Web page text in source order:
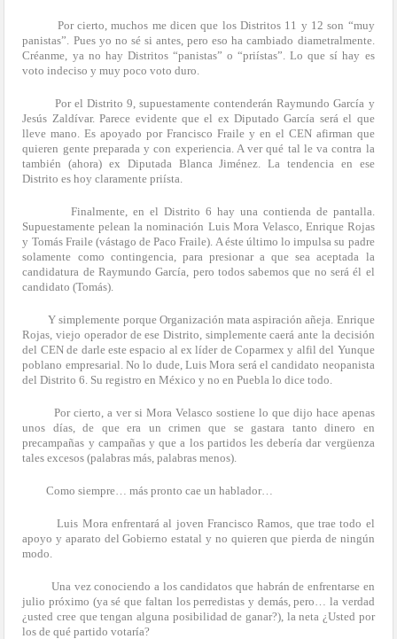
Por cierto, muchos me dicen que los Distritos 11 y 12 son “muy
panistas”. Pues yo no sé si antes, pero eso ha cambiado diametralmente.
Créanme, ya no hay Distritos “panistas” o “priístas”. Lo que sí hay es
voto indeciso y muy poco voto duro.
Por el Distrito 9, supuestamente contenderán Raymundo García y
Jesús Zaldívar. Parece evidente que el ex Diputado García será el que
lleve mano. Es apoyado por Francisco Fraile y en el CEN afirman que
quieren gente preparada y con experiencia. A ver qué tal le va contra la
también (ahora) ex Diputada Blanca Jiménez. La tendencia en ese
Distrito es hoy claramente priísta.
Finalmente, en el Distrito 6 hay una contienda de pantalla.
Supuestamente pelean la nominación Luis Mora Velasco, Enrique Rojas
y Tomás Fraile (vástago de Paco Fraile). A éste último lo impulsa su padre
solamente como contingencia, para presionar a que sea aceptada la
candidatura de Raymundo García, pero todos sabemos que no será él el
candidato (Tomás).
Y simplemente porque Organización mata aspiración añeja. Enrique
Rojas, viejo operador de ese Distrito, simplemente caerá ante la decisión
del CEN de darle este espacio al ex líder de Coparmex y alfil del Yunque
poblano empresarial. No lo dude, Luis Mora será el candidato neopanista
del Distrito 6. Su registro en México y no en Puebla lo dice todo.
Por cierto, a ver si Mora Velasco sostiene lo que dijo hace apenas
unos días, de que era un crimen que se gastara tanto dinero en
precampañas y campañas y que a los partidos les debería dar vergüenza
tales excesos (palabras más, palabras menos).
Como siempre… más pronto cae un hablador…
Luis Mora enfrentará al joven Francisco Ramos, que trae todo el
apoyo y aparato del Gobierno estatal y no quieren que pierda de ningún
modo.
Una vez conociendo a los candidatos que habrán de enfrentarse en
julio próximo (ya sé que faltan los perredistas y demás, pero… la verdad
¿usted cree que tengan alguna posibilidad de ganar?), la neta ¿Usted por
los de qué partido votaría?